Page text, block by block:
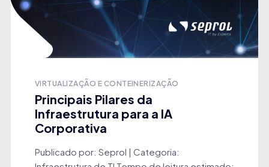
VIRTUALIZAÇÃO E CONTEINERIZAÇÃO
Principais Pilares da
Infraestrutura para a IA
Corporativa
Publicado por: Seprol | Categoria: